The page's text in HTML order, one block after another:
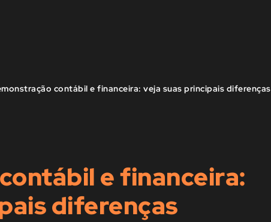
contábil e financeira: veja suas principais diferenças
e financeira:
diferenças